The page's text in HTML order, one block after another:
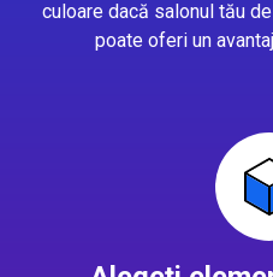
culoare dacă salonul tău
poate oferi un